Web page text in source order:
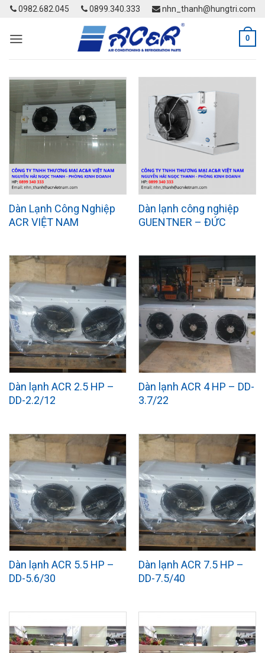
Skip
content
0982.682.045 0899.340.333 nhn_thanh@hungtri.com
0
Dàn Lạnh Công Nghiệp
ACR VIỆT NAM
Dàn lạnh công nghiệp
GUENTNER – ĐỨC
Dàn lạnh ACR 2.5 HP –
DD-2.2/12
Dàn lạnh ACR 4 HP – DD-
3.7/22
Dàn lạnh ACR 5.5 HP –
DD-5.6/30
Dàn lạnh ACR 7.5 HP –
DD-7.5/40